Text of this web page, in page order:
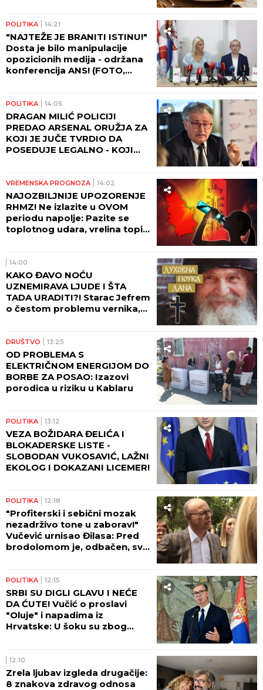
POLITIKA 14:21
"NAJTEŽE JE BRANITI ISTINU!"
Dosta je bilo manipulacije
opozicionih medija - održana
konferencija ANS! (FOTO,
POLITIKA 14:05
DRAGAN MILIĆ POLICIJI
PREDAO ARSENAL ORUŽJA ZA
KOJI JE JUČE TVRDIO DA
POSEDUJE LEGALNO - KOJI
VREMENSKA PROGNOZA 14:02
NAJOZBILJNIJE UPOZORENJE
RHMZ! Ne izlazite u OVOM
periodu napolje: Pazite se
toplotnog udara, vrelina topi
14:00
KAKO ĐAVO NOĆU
UZNEMIRAVA LJUDE I ŠTA
TADA URADITI?! Starac Jefrem
o čestom problemu vernika,
DRUŠTVO 13:25
OD PROBLEMA S
ELEKTRIČNOM ENERGIJOM DO
BORBE ZA POSAO: Izazovi
porodica u riziku u Kablaru
POLITIKA 13:12
VEZA BOŽIDARA ĐELIĆA I
BLOKADERSKE LISTE -
SLOBODAN VUKOSAVIĆ, LAŽNI
EKOLOG I DOKAZANI LICEMER!
POLITIKA 12:18
"Profiterski i sebični mozak
nezadrživo tone u zaborav!"
Vučević urnisao Đilasa: Pred
brodolomom je, odbačen, svi
POLITIKA 12:15
SRBI SU DIGLI GLAVU I NEĆE
DA ĆUTE! Vučić o proslavi
"Oluje" i napadima iz
Hrvatske: U šoku su zbog
12:10
Zrela ljubav izgleda drugačije:
8 znakova zdravog odnosa